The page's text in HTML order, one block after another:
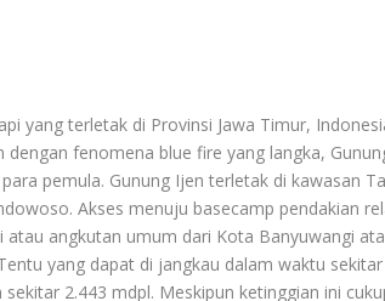
yang terletak di Provinsi Jawa Timur,
dengan fenomena blue fire yang langka,
pemula. Gunung Ijen terletak di kawasan
Akses menuju basecamp pendakian
atau angkutan umum dari Kota Banyuwangi
yang dapat di jangkau dalam waktu
2.443 mdpl. Meskipun ketinggian ini